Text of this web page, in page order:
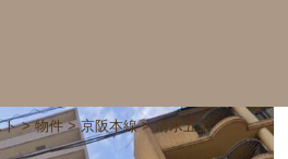
ト>物件>京阪本線>清水五条